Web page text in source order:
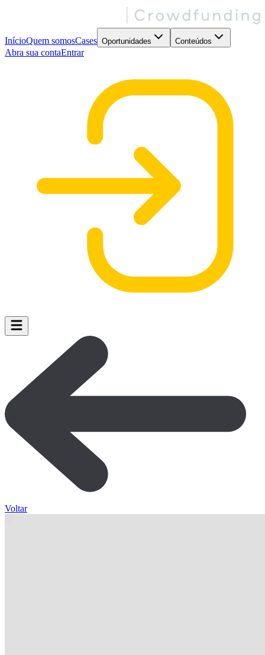
InícioQuem somosCases Oportunidades Conteúdos
Abra sua contaEntrar
Voltar